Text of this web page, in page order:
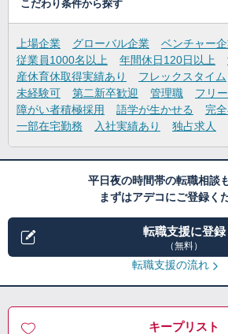
こだわり条件から探す
上場企業 グローバル企業 ベンチャー
従業員1000名以上
年間休日120日以上
産休育休取得実績あり
フレックスタイム
未経験可
第二新卒歓迎 管理職
フリ
障がい者積極採用
語学が生かせる
完
一部在宅勤務
入社実績あり 独占求人
平日夜の時間帯の転職相談
まずはアデコにご登録く
転職支援に登録
（無料）
転職支援の流れ
キープリスト